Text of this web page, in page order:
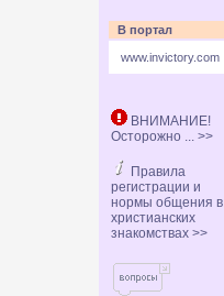
В портал
www.invictory.com
ВНИМАНИЕ!
Осторожно ... >>
Правила
регистрации и
нормы общения в
христианских
знакомствах >>